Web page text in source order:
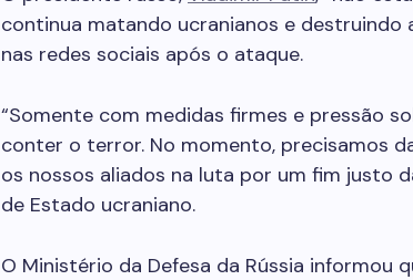
continua matando ucranianos e destruindo
nas redes sociais após o ataque.
“Somente com medidas firmes e pressão
conter o terror. No momento, precisamos
os nossos aliados na luta por um fim justo
de Estado ucraniano.
O Ministério da Defesa da Rússia informou